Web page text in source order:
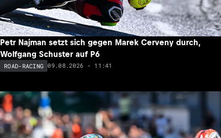
Petr Najman setzt sich gegen Marek Cerveny durch,
Wolfgang Schuster auf P6
ROAD-RACING 09.08.2026 - 11:41